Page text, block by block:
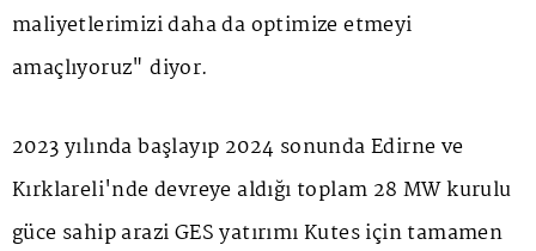
maliyetlerimizi daha da optimize etmeyi
amaçlıyoruz" diyor.
2023 yılında başlayıp 2024 sonunda Edirne ve
Kırklareli'nde devreye aldığı toplam 28 MW kurulu
güce sahip arazi GES yatırımı Kutes için tamamen